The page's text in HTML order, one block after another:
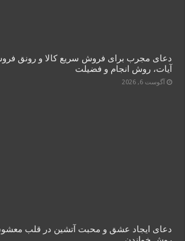
دعای مجرب برای فروش سریع کالا و رونق
آیات، روش انجام و فضیلت
آگوست 6, 2026
دعای ایجاد عشق و محبت آتشین در قلب